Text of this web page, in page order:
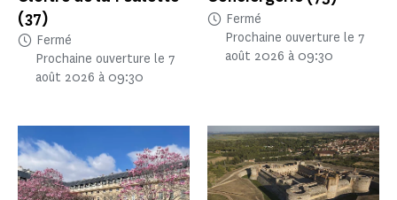
(37)
Fermé
Prochaine ouverture le 7
août 2026 à 09:30
Fermé
Prochaine ouverture le 7
août 2026 à 09:30